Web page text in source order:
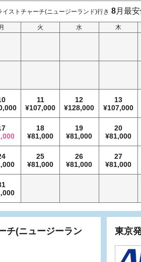
イストチャーチ(ニュージーランド)行き 8月最
月 火 水 木
11
107,000
12
128,000
13
107,000
18
81,000
19
81,000
20
81,000
25
81,000
26
81,000
27
81,000
チ(ニュージーラン
東京